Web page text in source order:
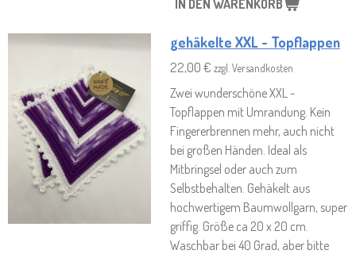
IN DEN WARENKORB
gehäkelte XXL - Topflappen
22,00 € zzgl. Versandkosten
Zwei wunderschöne XXL -
Topflappen mit Umrandung. Kein
Fingererbrennen mehr, auch nicht
bei großen Händen. Ideal als
Mitbringsel oder auch zum
Selbstbehalten. Gehäkelt aus
hochwertigem Baumwollgarn, super
griffig. Größe ca 20 x 20 cm.
Waschbar bei 40 Grad, aber bitte